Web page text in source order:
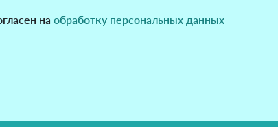
на обработку персональных данных